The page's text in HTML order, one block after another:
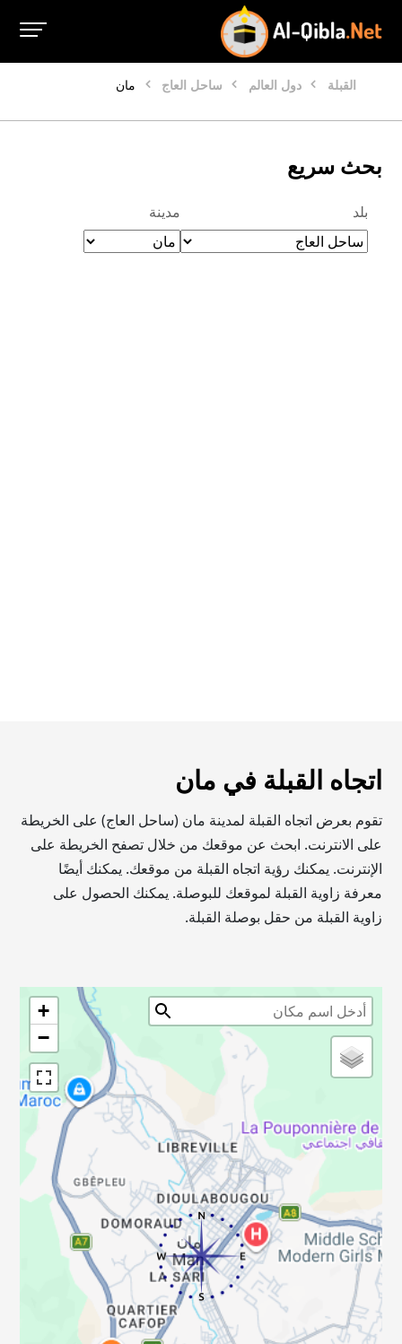
القبلة دول العالم ساحل العاج مان
بحث سريع
بلد مدينة
اتجاه القبلة في مان
تقوم بعرض اتجاه القبلة لمدينة مان (ساحل العاج) على الخريطة
على الانترنت. ابحث عن موقعك من خلال تصفح الخريطة على
الإنترنت. يمكنك رؤية اتجاه القبلة من موقعك. يمكنك أيضًا
معرفة زاوية القبلة لموقعك للبوصلة. يمكنك الحصول على
زاوية القبلة من حقل بوصلة القبلة.
+
−